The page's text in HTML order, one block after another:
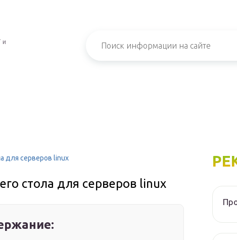
и
для серверов linux
стола для серверов linux